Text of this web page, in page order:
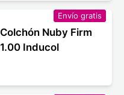
Envío gratis
Colchón Nuby Firm
1.00 Inducol